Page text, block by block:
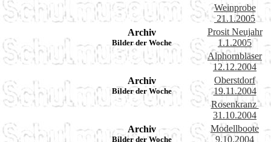
Weinprobe
21.1.2005
Archiv
Bilder der Woche
Prosit Neujahr
1.1.2005
Alphornbläser
12.12.2004
Archiv
Bilder der Woche
Oberstdorf
19.11.2004
Rosenkranz
31.10.2004
Archiv
Bilder der Woche
Modellboote
9.10.2004